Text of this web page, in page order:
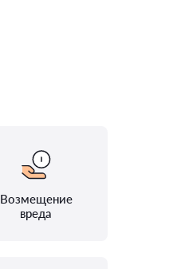
Возмещение
вреда